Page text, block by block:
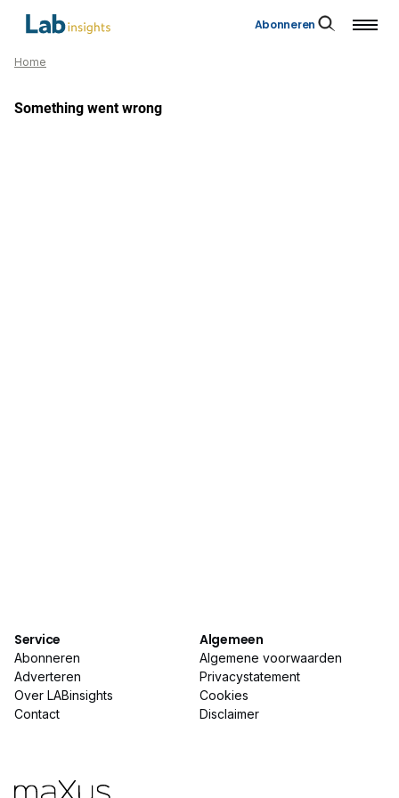
Abonneren
Home
hands-on vakinformatie. LABinsights
verschijnt
per jaar,digitaal en in print.
Abonneren
Adverteren
Service
Abonneren
Adverteren
Over LABinsights
Contact
Algemeen
Algemene voorwaarden
Privacystatement
Cookies
Disclaimer